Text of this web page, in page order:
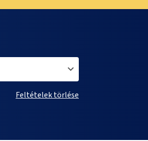
Feltételek törlése